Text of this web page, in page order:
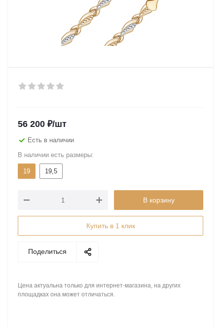
56 200 ₽/шт
Есть в наличии
В наличии есть размеры:
19 19,5
В корзину
Купить в 1 клик
Поделиться
Цена актуальна только для интернет-магазина, на других
площадках она может отличаться.